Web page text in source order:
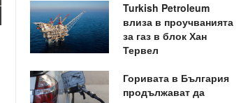
Turkish Petroleum
влиза в проучванията
за газ в блок Хан
Тервел
Горивата в България
продължават да